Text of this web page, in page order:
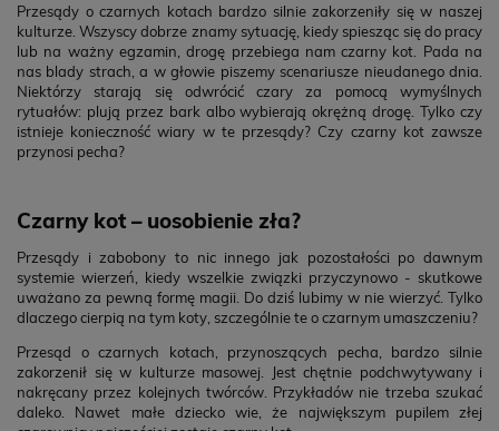
Przesądy o czarnych kotach bardzo silnie zakorzeniły się w naszej
kulturze. Wszyscy dobrze znamy sytuację, kiedy spiesząc się do pracy
lub na ważny egzamin, drogę przebiega nam czarny kot. Pada na
nas blady strach, a w głowie piszemy scenariusze nieudanego dnia.
Niektórzy starają się odwrócić czary za pomocą wymyślnych
rytuałów: plują przez bark albo wybierają okrężną drogę. Tylko czy
istnieje konieczność wiary w te przesądy? Czy czarny kot zawsze
przynosi pecha?
Czarny kot – uosobienie zła?
Przesądy i zabobony to nic innego jak pozostałości po dawnym
systemie wierzeń, kiedy wszelkie związki przyczynowo - skutkowe
uważano za pewną formę magii. Do dziś lubimy w nie wierzyć. Tylko
dlaczego cierpią na tym koty, szczególnie te o czarnym umaszczeniu?
Przesąd o czarnych kotach, przynoszących pecha, bardzo silnie
zakorzenił się w kulturze masowej. Jest chętnie podchwytywany i
nakręcany przez kolejnych twórców. Przykładów nie trzeba szukać
daleko. Nawet małe dziecko wie, że największym pupilem złej